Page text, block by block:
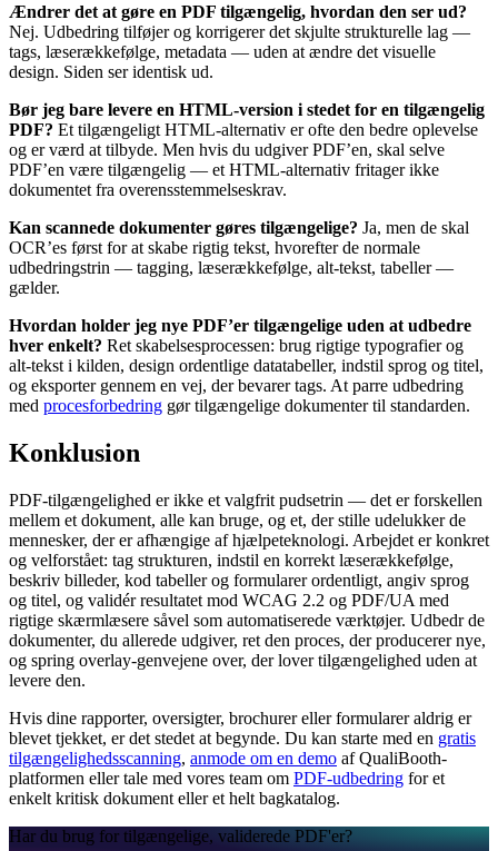
Ændrer det at gøre en PDF tilgængelig, hvordan den ser ud?
Nej. Udbedring tilføjer og korrigerer det skjulte strukturelle lag —
tags, læserækkefølge, metadata — uden at ændre det visuelle
design. Siden ser identisk ud.
Bør jeg bare levere en HTML-version i stedet for en tilgængelig
PDF? Et tilgængeligt HTML-alternativ er ofte den bedre oplevelse
og er værd at tilbyde. Men hvis du udgiver PDF’en, skal selve
PDF’en være tilgængelig — et HTML-alternativ fritager ikke
dokumentet fra overensstemmelseskrav.
Kan scannede dokumenter gøres tilgængelige? Ja, men de skal
OCR’es først for at skabe rigtig tekst, hvorefter de normale
udbedringstrin — tagging, læserækkefølge, alt-tekst, tabeller —
gælder.
Hvordan holder jeg nye PDF’er tilgængelige uden at udbedre
hver enkelt? Ret skabelsesprocessen: brug rigtige typografier og
alt-tekst i kilden, design ordentlige datatabeller, indstil sprog og titel,
og eksporter gennem en vej, der bevarer tags. At parre udbedring
med procesforbedring gør tilgængelige dokumenter til standarden.
Konklusion
PDF-tilgængelighed er ikke et valgfrit pudsetrin — det er forskellen
mellem et dokument, alle kan bruge, og et, der stille udelukker de
mennesker, der er afhængige af hjælpeteknologi. Arbejdet er konkret
og velforstået: tag strukturen, indstil en korrekt læserækkefølge,
beskriv billeder, kod tabeller og formularer ordentligt, angiv sprog
og titel, og validér resultatet mod WCAG 2.2 og PDF/UA med
rigtige skærmlæsere såvel som automatiserede værktøjer. Udbedr de
dokumenter, du allerede udgiver, ret den proces, der producerer nye,
og spring overlay-genvejene over, der lover tilgængelighed uden at
levere den.
Hvis dine rapporter, oversigter, brochurer eller formularer aldrig er
blevet tjekket, er det stedet at begynde. Du kan starte med en gratis
tilgængelighedsscanning, anmode om en demo af QualiBooth-
platformen eller tale med vores team om PDF-udbedring for et
enkelt kritisk dokument eller et helt bagkatalog.
Har du brug for tilgængelige, validerede PDF'er?